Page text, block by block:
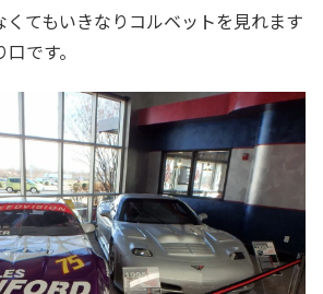
くてもいきなりコルベットを見れます
です。